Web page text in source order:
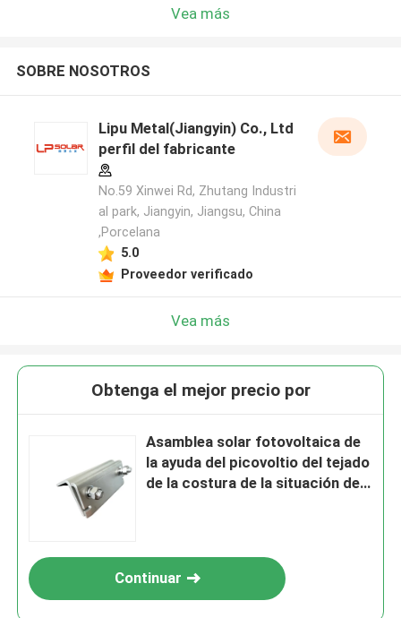
Vea más
SOBRE NOSOTROS
Lipu Metal(Jiangyin) Co., Ltd
perfil del fabricante
No.59 Xinwei Rd, Zhutang Industri
al park, Jiangyin, Jiangsu, China
,Porcelana
5.0
Proveedor verificado
Vea más
Obtenga el mejor precio por
Asamblea solar fotovoltaica de
la ayuda del picovoltio del tejado
de la costura de la situación de
Continuar